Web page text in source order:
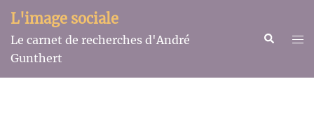
Aller
au
contenu
L'image sociale
Le carnet de recherches d'André
Gunthert